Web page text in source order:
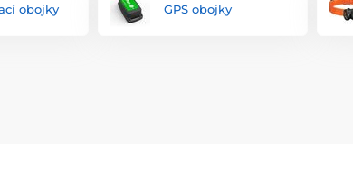
funkce obojků. Doporučujeme
obojky GPS obojky